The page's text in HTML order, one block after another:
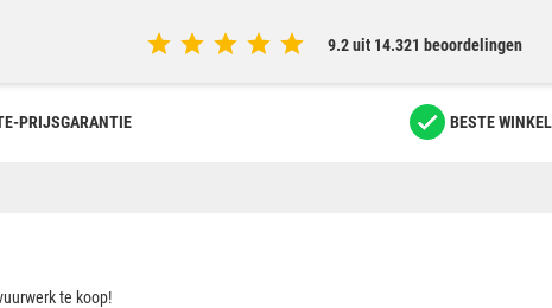
9.2 uit 14.321 beoordelingen
PRIJSGARANTIE BESTE
te koop!